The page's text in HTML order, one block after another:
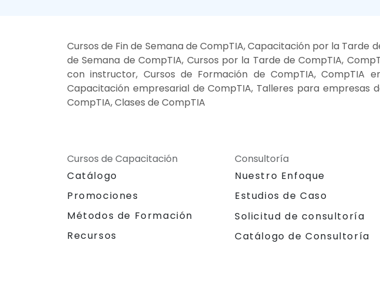
Cursos de Fin de Semana de CompTIA, Capacitación por la Tarde
de Semana de CompTIA, Cursos por la Tarde de CompTIA,
con instructor, Cursos de Formación de CompTIA, CompTIA
Capacitación empresarial de CompTIA, Talleres para empresas
CompTIA, Clases de CompTIA
Cursos de Capacitación
Catálogo
Promociones
Métodos de Formación
Recursos
Consultoría
Nuestro Enfoque
Estudios de Caso
Solicitud de consultoría
Catálogo de Consultoría